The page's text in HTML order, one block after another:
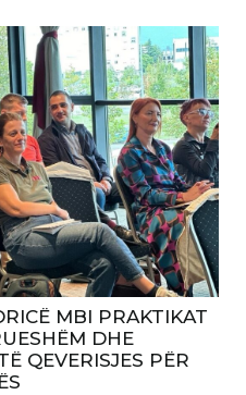
MBI PRAKTIKAT
DHE
QEVERISJES PËR